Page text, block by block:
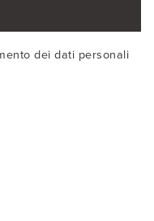
dei dati personali